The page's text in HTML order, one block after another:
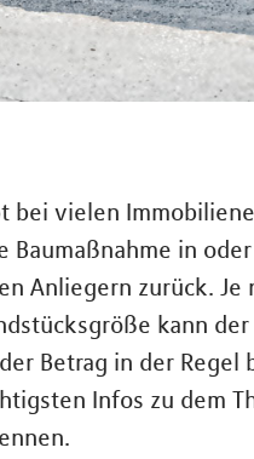
bei vielen
in
Anliegern zurück.
kann
Betrag in der Regel
Infos zu dem